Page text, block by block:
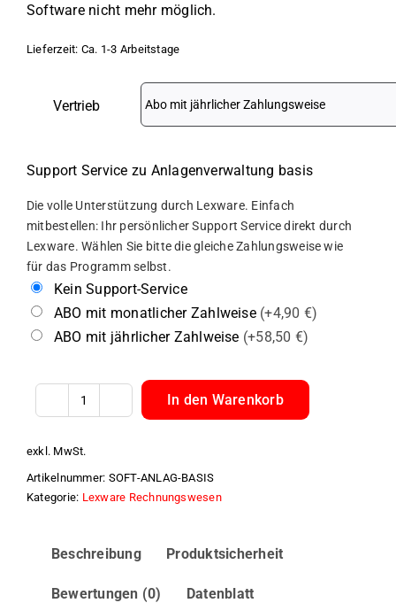
Software nicht mehr möglich.
Lieferzeit: Ca. 1-3 Arbeitstage
Vertrieb
Support Service zu Anlagenverwaltung basis
Die volle Unterstützung durch Lexware. Einfach
mitbestellen: Ihr persönlicher Support Service direkt durch
Lexware. Wählen Sie bitte die gleiche Zahlungsweise wie
für das Programm selbst.
Kein Support-Service
ABO mit monatlicher Zahlweise (+4,90 €)
ABO mit jährlicher Zahlweise (+58,50 €)
Lexware
basis
Menge
In den Warenkorb
exkl. MwSt.
Artikelnummer: SOFT-ANLAG-BASIS
Kategorie: Lexware Rechnungswesen
Beschreibung Produktsicherheit
Bewertungen (0) Datenblatt